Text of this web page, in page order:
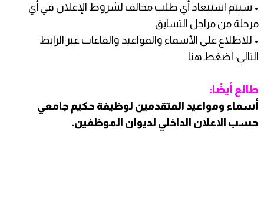
• سيتم استبعاد أي طلب مخالف لشروط الإعلان في أي
مرحلة من مراحل التسابق.
• للاطلاع على الأسماء والمواعيد والقاعات عبر الرابط
التالي: اضغط هنا
طالع أيضًا:
أسماء ومواعيد المتقدمين لوظيفة حكيم جامعي
حسب الاعلان الداخلي لديوان الموظفين.